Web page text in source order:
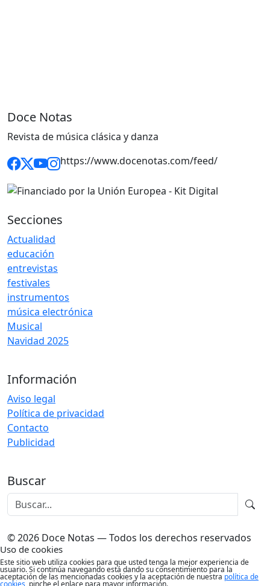
Doce Notas
Revista de música clásica y danza
https://www.docenotas.com/feed/
Secciones
Actualidad
educación
entrevistas
festivales
instrumentos
música electrónica
Musical
Navidad 2025
Información
Aviso legal
Política de privacidad
Contacto
Publicidad
Buscar
© 2026 Doce Notas — Todos los derechos reservados
Uso de cookies
Este sitio web utiliza cookies para que usted tenga la mejor experiencia de
usuario. Si continúa navegando está dando su consentimiento para la
aceptación de las mencionadas cookies y la aceptación de nuestra política de